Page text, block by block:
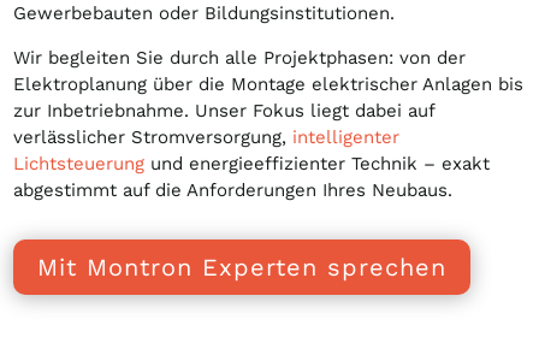
Gewerbebauten oder Bildungsinstitutionen.
Wir begleiten Sie durch alle Projektphasen: von der
Elektroplanung über die Montage elektrischer Anlagen bis
zur Inbetriebnahme. Unser Fokus liegt dabei auf
verlässlicher Stromversorgung, intelligenter
Lichtsteuerung und energieeffizienter Technik – exakt
abgestimmt auf die Anforderungen Ihres Neubaus.
Mit Montron Experten sprechen